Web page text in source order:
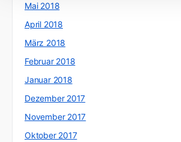
Mai 2018
April 2018
März 2018
Februar 2018
Januar 2018
Dezember 2017
November 2017
Oktober 2017